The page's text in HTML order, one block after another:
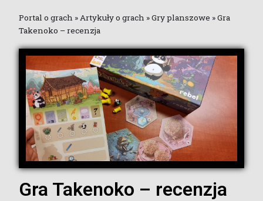
Portal o grach »Artykuły o grach »Gry planszowe »Gra
Takenoko – recenzja
Gra Takenoko – recenzja